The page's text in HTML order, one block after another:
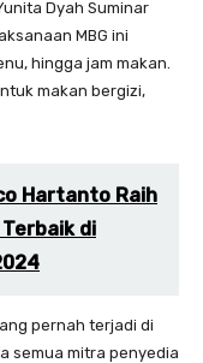
Dyah Suminar
MBG ini
hingga jam makan.
makan bergizi,
Hartanto Raih
di
pernah terjadi di
semua mitra penyedia